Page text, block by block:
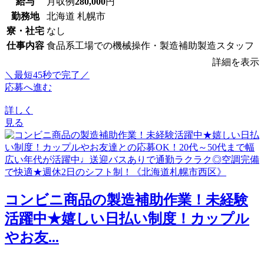
勤務地
北海道 札幌市
寮・社宅 なし
仕事内容 食品系工場での機械操作・製造補助製造スタッフ
詳細を表示
＼最短45秒で完了／
応募へ進む
詳しく
見る
コンビニ商品の製造補助作業！未経験
活躍中★嬉しい日払い制度！カップル
やお友...